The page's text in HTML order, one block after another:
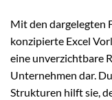
Mit den dargelegten
konzipierte Excel
eine unverzichtbare
Unternehmen dar.
Strukturen hilft sie,